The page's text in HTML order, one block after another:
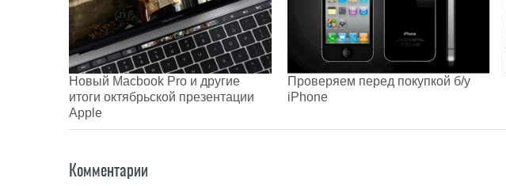
Новый Macbook Pro и другие
итоги октябрьской презентации
Apple
Проверяем перед покупкой б/у
iPhone
Комментарии